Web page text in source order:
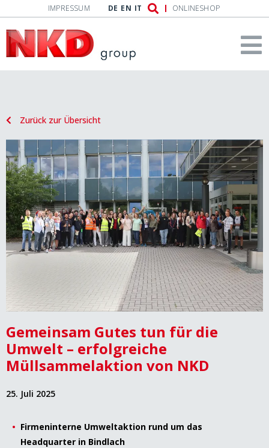
IMPRESSUM DE EN IT ONLINESHOP
Zurück zur Übersicht
Gemeinsam Gutes tun für die
Umwelt – erfolgreiche
Müllsammelaktion von NKD
25. Juli 2025
Firmeninterne Umweltaktion rund um das
Headquarter in Bindlach